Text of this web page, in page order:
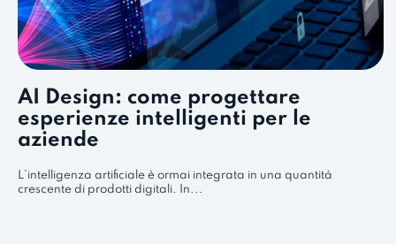
AI Design: come progettare
esperienze intelligenti per le
aziende
L’intelligenza artificiale è ormai integrata in una quantità
crescente di prodotti digitali. In...